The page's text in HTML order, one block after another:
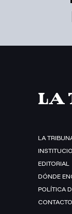
LA
EDITORIAL
DÓNDE
POLÍTICA